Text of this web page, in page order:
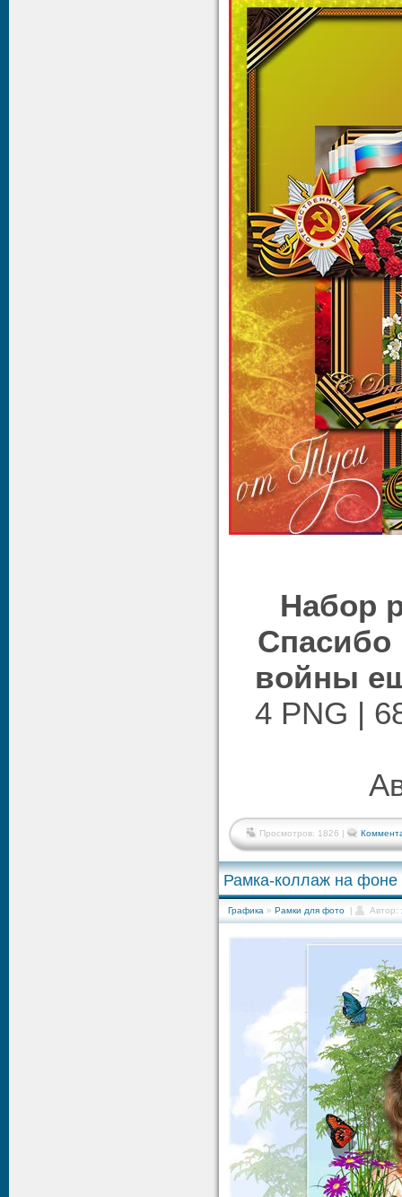
Набор
Спасибо
войны
4 PNG |
Просмотров: 1826 |
Рамка-коллаж на фоне
Графика » Рамки для фото | Автор: